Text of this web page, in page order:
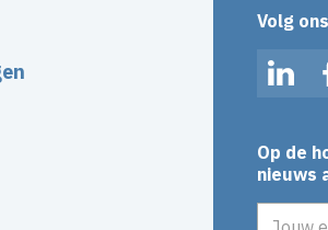
Volg ons
Op de
nieuws